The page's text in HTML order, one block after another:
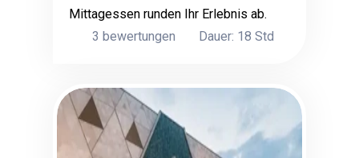
Mittagessen runden Ihr Erlebnis ab.
3 bewertungen
Dauer: 18 Std